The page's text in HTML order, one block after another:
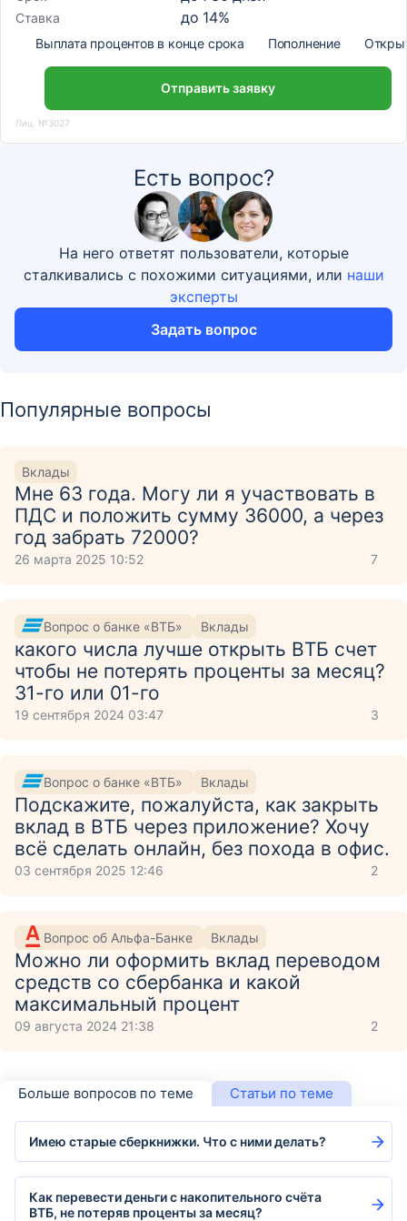
Ставка до 14%
Выплата процентов в конце срока Пополнение
Отправить заявку
Лиц. №3027
Есть вопрос?
На него ответят пользователи, которые
сталкивались с похожими ситуациями, или наши
эксперты
Задать вопрос
Популярные вопросы
Вклады
Мне 63 года. Могу ли я участвовать в
ПДС и положить сумму 36000, а через
год забрать 72000?
26 марта 2025 10:52 7
Вопрос о банке «ВТБ» Вклады
какого числа лучше открыть ВТБ счет
чтобы не потерять проценты за месяц?
31-го или 01-го
19 сентября 2024 03:47 3
Вопрос о банке «ВТБ» Вклады
Подскажите, пожалуйста, как закрыть
вклад в ВТБ через приложение? Хочу
всё сделать онлайн, без похода в офис.
03 сентября 2025 12:46 2
Вопрос об Альфа-Банке Вклады
Можно ли оформить вклад переводом
средств со сбербанка и какой
максимальный процент
09 августа 2024 21:38 2
Больше вопросов по теме Статьи по теме
Имею старые сберкнижки. Что с ними делать?
Как перевести деньги с накопительного счёта
ВТБ, не потеряв проценты за месяц?